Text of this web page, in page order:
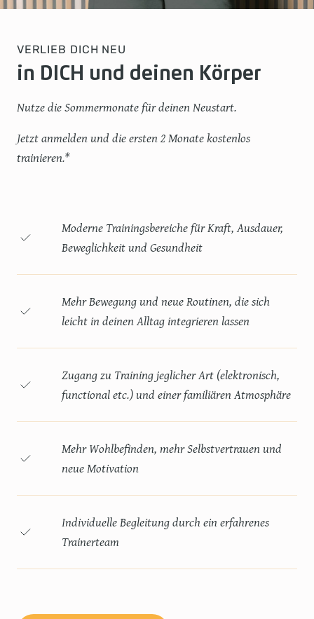
VERLIEB DICH NEU
in DICH und deinen Körper
Nutze die Sommermonate für deinen Neustart.
Jetzt anmelden und die ersten2 Monate kostenlos
trainieren.*
Moderne Trainingsbereiche für Kraft, Ausdauer,
Beweglichkeit und Gesundheit
Mehr Bewegung und neue Routinen, die sich
leicht in deinen Alltag integrieren lassen
Zugang zu Training jeglicher Art (elektronisch,
functional etc.) und einer familiären Atmosphäre
Mehr Wohlbefinden, mehr Selbstvertrauen und
neue Motivation
Individuelle Begleitung durch ein erfahrenes
Trainerteam